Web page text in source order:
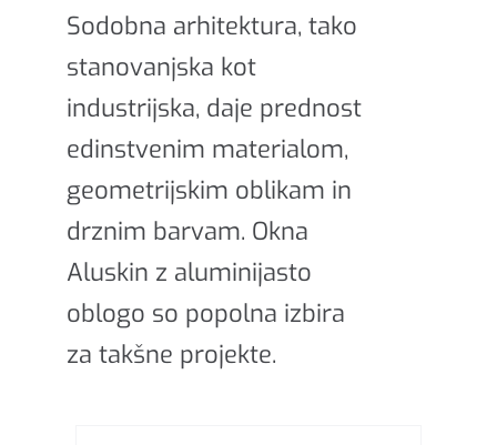
Sodobna arhitektura, tako
stanovanjska kot
industrijska, daje prednost
edinstvenim materialom,
geometrijskim oblikam in
drznim barvam. Okna
Aluskin z aluminijasto
oblogo so popolna izbira
za takšne projekte.